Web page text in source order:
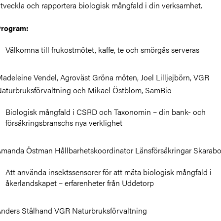
och rapportera biologisk mångfald i din verksamhet.
Välkomna till frukostmötet, kaffe, te och smörgås serveras
Vendel, Agroväst Gröna möten, Joel Lilljejbörn, VGR
och Mikael Östblom, SamBio
Biologisk mångfald i CSRD och Taxonomin – din bank- och
försäkringsbranschs nya verklighet
Östman Hållbarhetskoordinator Länsförsäkringar
Att använda insektssensorer för att mäta biologisk mångfald i
åkerlandskapet – erfarenheter från Uddetorp
Stålhand VGR Naturbruksförvaltning